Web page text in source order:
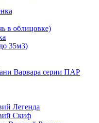
в облицовке)
35м3)
Варвара серии ПАР
Легенда
Скиф